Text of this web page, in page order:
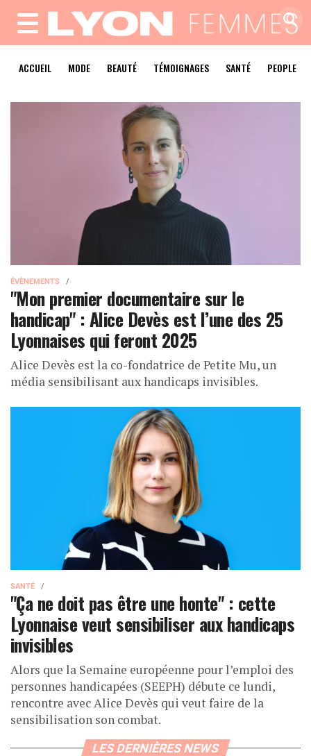
MENU
ACCUEIL MODE BEAUTÉ TÉMOIGNAGES SANTÉ PEOPLE
ÉVÈNEMENTS
"Mon premier documentaire sur le
handicap" : Alice Devès est l’une des 25
Lyonnaises qui feront 2025
Alice Devès est la co-fondatrice de Petite Mu, un
média sensibilisant aux handicaps invisibles.
SANTÉ
"Ça ne doit pas être une honte" : cette
Lyonnaise veut sensibiliser aux handicaps
invisibles
Alors que la Semaine européenne pour l’emploi des
personnes handicapées (SEEPH) débute ce lundi,
rencontre avec Alice Devès qui veut faire de la
sensibilisation son combat.
LES DERNIÈRES NEWS